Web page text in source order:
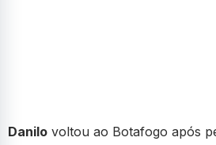
Danilo voltou ao Botafogo após